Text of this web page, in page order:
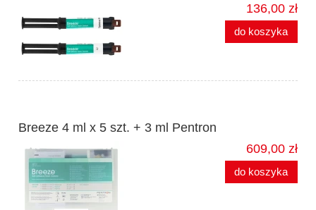
136,00 zł
do koszyka
Breeze 4 ml x 5 szt. + 3 ml Pentron
609,00 zł
do koszyka